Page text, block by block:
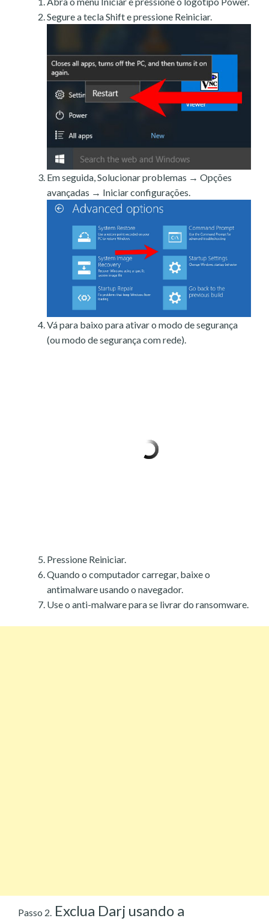
Segure a tecla Shift e pressione Reiniciar.
Em seguida, Solucionar problemas → Opções
avançadas → Iniciar configurações.
Vá para baixo para ativar o modo de segurança
(ou modo de segurança com rede).
Pressione Reiniciar.
Quando o computador carregar, baixe o
antimalware usando o navegador.
Use o anti-malware para se livrar do ransomware.
Passo 2. Exclua Darj usando a